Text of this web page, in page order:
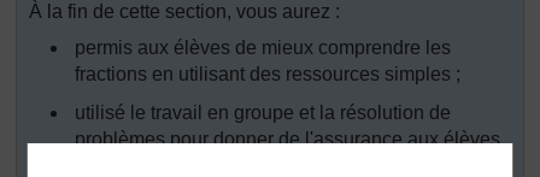
À la fin de cette section, vous aurez :
permis aux élèves de mieux comprendre les
fractions en utilisant des ressources simples ;
utilisé le travail en groupe et la résolution de
problèmes pour donner de l'assurance aux élèves